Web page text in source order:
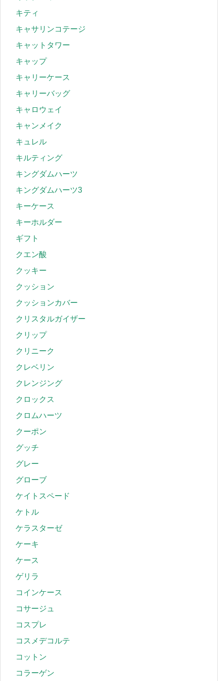
キティ
キャサリンコテージ
キャットタワー
キャップ
キャリーケース
キャリーバッグ
キャロウェイ
キャンメイク
キュレル
キルティング
キングダムハーツ
キングダムハーツ3
キーケース
キーホルダー
ギフト
クエン酸
クッキー
クッション
クッションカバー
クリスタルガイザー
クリップ
クリニーク
クレベリン
クレンジング
クロックス
クロムハーツ
クーポン
グッチ
グレー
グローブ
ケイトスペード
ケトル
ケラスターゼ
ケーキ
ケース
ゲリラ
コインケース
コサージュ
コスプレ
コスメデコルテ
コットン
コラーゲン